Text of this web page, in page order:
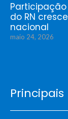
do RN
nacional
maio 24, 2026
Principais